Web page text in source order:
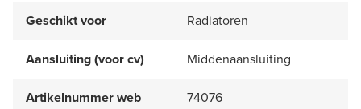
Geschikt voor Radiatoren
Aansluiting (voor cv) Middenaansluiting
Artikelnummer web 74076